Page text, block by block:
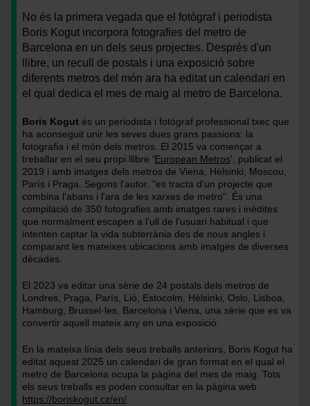
mes
de
maig
amb
el
metro
de
com
a
protagonista
/
Font:
Boris
Kogut
>Pàgina
mes
de
maig
amb
el
metro
Barcelona
com
a
protagonista
/
Font:
Boris
Kogut
No és la primera vegada que el fotògraf i periodista
Boris Kogut incorpora fotografies del metro de
Barcelona en un dels seus projectes. Després d'un
llibre, un recull de postals i una exposició sobre
diferents metros del món ara ha editat un calendari en
el qual dedica el mes de maig al metro de Barcelona.
Boris Kogut és un periodista i fotògraf professional txec que
ha aconseguit unir les seves dues grans passions: la
fotografia i el món dels metros. El 2015 va començar a
treballar en el seu propi llibre 'European Metros', publicat el
2019 i amb imatges dels metros de Viena, Hèlsinki, Moscou,
París i Praga. Segons l'autor, "es tracta d'un projecte que
combina l'abans i l'ara de les xarxes de metro". És una
compilació de 350 fotografies amb imatges rares i inèdites
que normalment escapen a l'ull de l'usuari habitual i que
intenten captar la vida subterrània des de nous angles i
comparant les mateixes ubicacions amb imatges de diverses
dècades.
El 2023 va editar una sèrie de 24 postals dels metros de
Londres, Praga, París, Lió, Estocolm, Hèlsinki, Oslo, Lisboa,
Hamburg, Brussel·les, Barcelona i Viena, una sèrie que es va
convertir aquell mateix any en una exposició.
En la mateixa línia dels seus treballs anteriors, Boris Kogut ha
editat aquest 2025 un calendari de gran format en el qual el
metro de Barcelona ocupa la pàgina del mes de maig. Tots
els seus treballs es poden consultar en la pàgina web
https://boriskogut.cz/en/.